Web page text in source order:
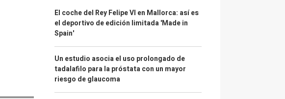
El coche del Rey Felipe VI en Mallorca: así es
el deportivo de edición limitada 'Made in
Spain'
Un estudio asocia el uso prolongado de
tadalafilo para la próstata con un mayor
riesgo de glaucoma